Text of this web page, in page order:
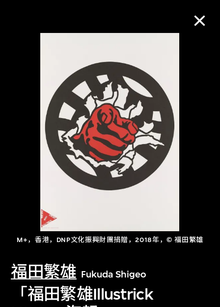
M+，香港，DNP文化振興財團捐贈，2018年，© 福田繁雄
福田繁雄 Fukuda Shigeo
「福田繁雄Illustrick
进一步筛选
关于M+藏品
探索世界顶级的二十及二十一世纪视觉